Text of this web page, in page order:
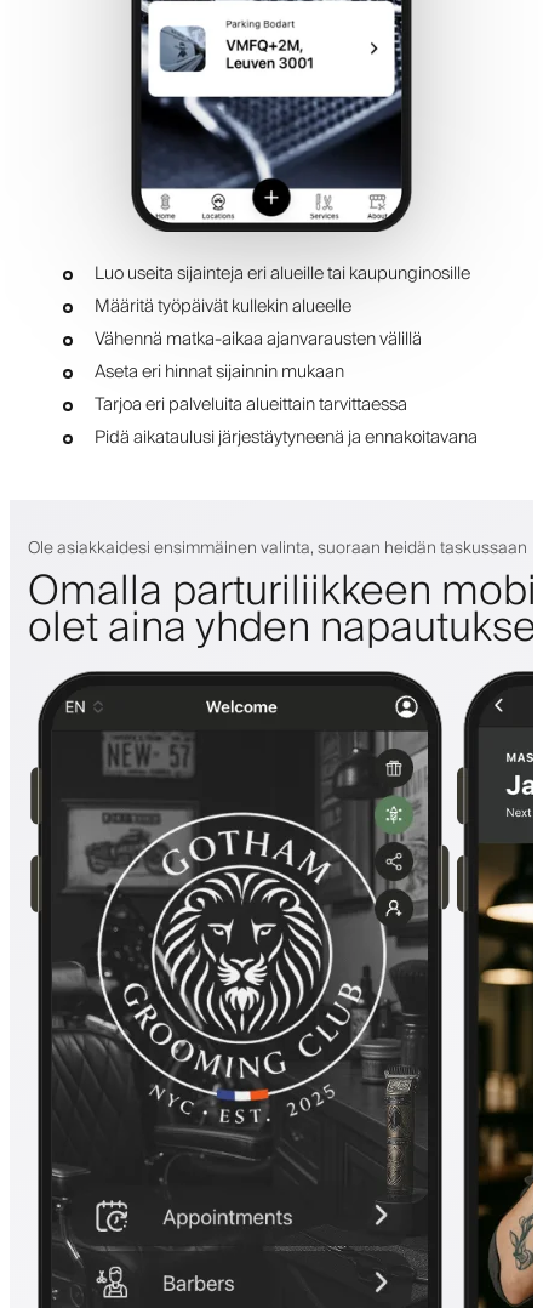
Luo useita sijainteja eri alueille tai kaupunginosille
Määritä työpäivät kullekin alueelle
Vähennä matka-aikaa ajanvarausten välillä
Aseta eri hinnat sijainnin mukaan
Tarjoa eri palveluita alueittain tarvittaessa
Pidä aikataulusi järjestäytyneenä ja ennakoitavana
Ole asiakkaidesi ensimmäinen valinta, suoraan heidän taskussaan
Omalla parturiliikkeen
olet aina yhden